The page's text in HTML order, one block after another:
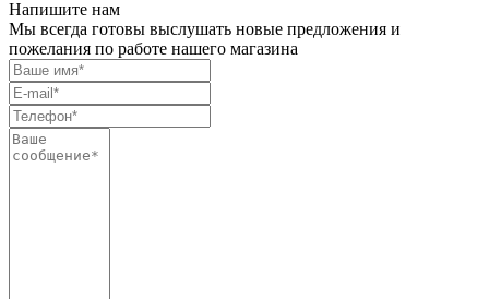
Напишите нам
Мы всегда готовы выслушать новые предложения и
пожелания по работе нашего магазина